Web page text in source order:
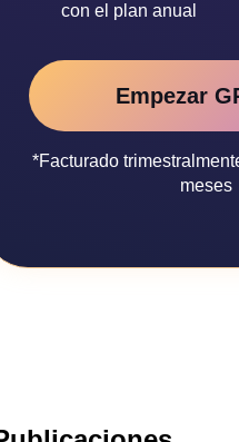
con el plan anual
Empezar
*Facturado
meses